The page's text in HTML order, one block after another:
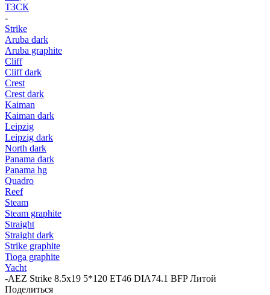
ТЗСК
-
Strike
Aruba dark
Aruba graphite
Cliff
Cliff dark
Crest
Crest dark
Kaiman
Kaiman dark
Leipzig
Leipzig dark
North dark
Panama dark
Panama hg
Quadro
Reef
Steam
Steam graphite
Straight
Straight dark
Strike graphite
Tioga graphite
Yacht
-AEZ Strike 8.5x19 5*120 ET46 DIA74.1 BFP Литой
Поделиться